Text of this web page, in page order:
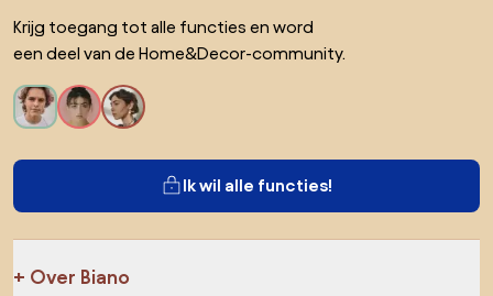
Krijg toegang tot alle functies en word
een deel van de Home&Decor-community.
Ik wil alle functies!
Over Biano